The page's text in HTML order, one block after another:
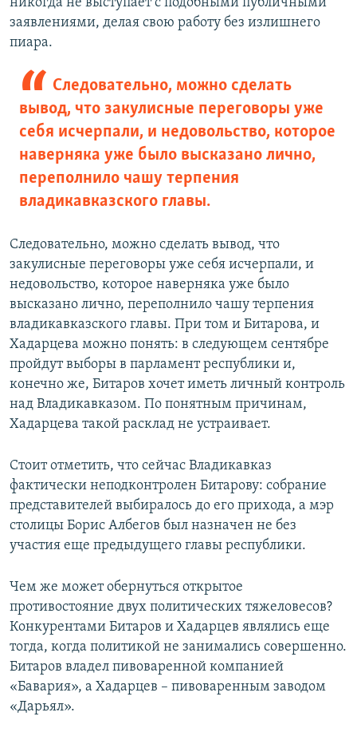
никогда не выступает с подобными публичными
заявлениями, делая свою работу без излишнего
пиара.
Следовательно, можно сделать
вывод, что закулисные переговоры уже
себя исчерпали, и недовольство, которое
наверняка уже было высказано лично,
переполнило чашу терпения
владикавказского главы.
Следовательно, можно сделать вывод, что
закулисные переговоры уже себя исчерпали, и
недовольство, которое наверняка уже было
высказано лично, переполнило чашу терпения
владикавказского главы. При том и Битарова, и
Хадарцева можно понять: в следующем сентябре
пройдут выборы в парламент республики и,
конечно же, Битаров хочет иметь личный контроль
над Владикавказом. По понятным причинам,
Хадарцева такой расклад не устраивает.
Стоит отметить, что сейчас Владикавказ
фактически неподконтролен Битарову: собрание
представителей выбиралось до его прихода, а мэр
столицы Борис Албегов был назначен не без
участия еще предыдущего главы республики.
Чем же может обернуться открытое
противостояние двух политических тяжеловесов?
Конкурентами Битаров и Хадарцев являлись еще
тогда, когда политикой не занимались совершенно.
Битаров владел пивоваренной компанией
«Бавария», a Хадарцев – пивоваренным заводом
«Дарьял».